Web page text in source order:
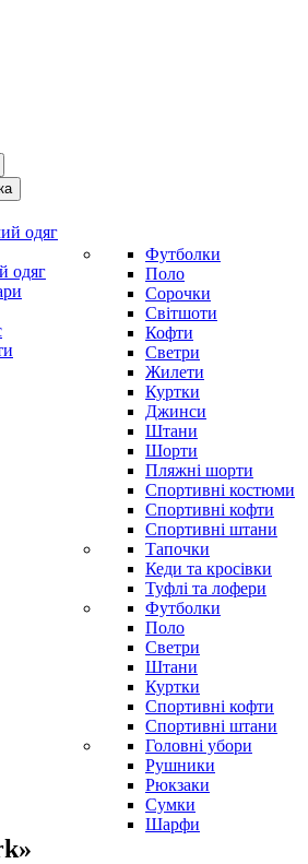
одяг
одяг
Футболки
Поло
Сорочки
Світшоти
Кофти
Светри
Жилети
Куртки
Джинси
Штани
Шорти
Пляжні шорти
Спортивні костюми
Спортивні кофти
Спортивні штани
Тапочки
Кеди та кросівки
Туфлі та лофери
Футболки
Поло
Светри
Штани
Куртки
Cпортивні кофти
Спортивні штани
Головні убори
Рушники
Рюкзаки
Сумки
Шарфи